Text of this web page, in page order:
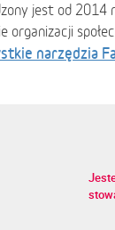
jest od 2014
organizacji
narzędzia